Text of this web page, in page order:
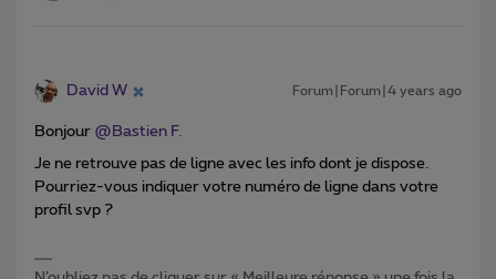
David W Forum|Forum|4 years ago
Bonjour @Bastien F.
Je ne retrouve pas de ligne avec les info dont je dispose.
Pourriez-vous indiquer votre numéro de ligne dans votre
profil svp ?